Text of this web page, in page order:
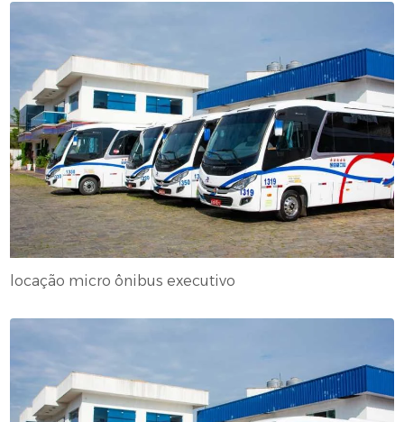
locação micro ônibus executivo